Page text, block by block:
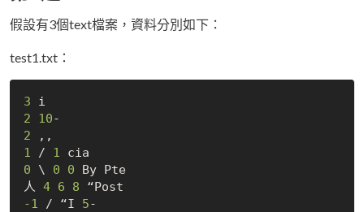
假設有3個text檔案，資料分別如下：
test1.txt：
3
2
10
2
1 / 1
0 \ 0 0 By Pte
人 4 6 8
-1 / “I 5